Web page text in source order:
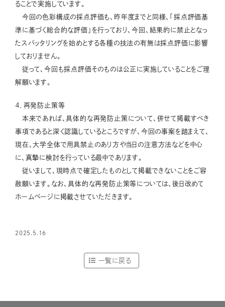
ることで実施しています。
今回の色彩構成の採点評価も、昨年度までと同様、「採点評価基
準に基づく総合的な評価」を行っており、今回、結果的に禁止となっ
たスパッタリングを始めとする各種の技法の有無は採点評価に影響
しておりません。
従って、今回も採点評価そのものは公正に実施していることをご理
解願います。
４．再発防止策等
本来であれば、具体的な再発防止策について、併せて掲載すべき
事項であると深く認識しているところですが、今回の事案を踏まえて、
現在、大学全体で用具禁止のあり方や当日の注意方法などを中心
に、真摯に検討を行っている最中であります。
従いまして、現時点で確定したものとして掲載できないことをご容
赦願います。なお、具体的な再発防止策等については、後日改めて
ホームページに掲載させていただきます。
2025.5.16
一覧に戻る